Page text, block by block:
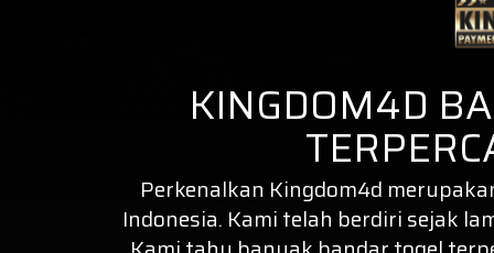
KINGDOM4D
Perkenalkan Kingdom4d
Indonesia. Kami telah berdiri sejak